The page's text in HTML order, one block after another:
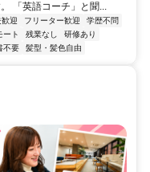
「英語コーチ」と聞...
迎 フリーター歓迎
学歴不問
ート 残業なし
研修あり
不要 髪型・髪色自由